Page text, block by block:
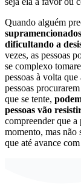
Quando alguém
dificultando a
vezes, as pessoas
se complexo
pessoas à volta
pessoas
que se tente,
pessoas vão
compreender que a
momento, mas não
que até avance